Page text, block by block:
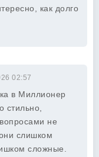
как долго
02:57
в Миллионер
стильно,
не
слишком
сложные.